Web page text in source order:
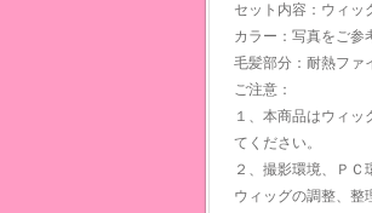
セット内容：ウィッ
カラー：写真をご参
毛髪部分：耐熱フ
ご注意：
１、本商品はウィ
てください。
２、撮影環境、ＰＣ
ウィッグの調整、整